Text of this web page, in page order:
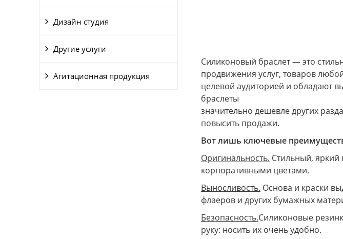
Дизайн студия
Другие услуги
Агитационная продукция
Силиконовый браслет — это
продвижения услуг, товаров
целевой аудиторией и обладают
браслеты
значительно дешевле других
повысить продажи.
Вот лишь ключевые
Оригинальность. Стильный, яркий
корпоративными цветами.
Выносливость. Основа и краски
флаеров и других бумажных
Безопасность.Силиконовые
руку: носить их очень удобно.